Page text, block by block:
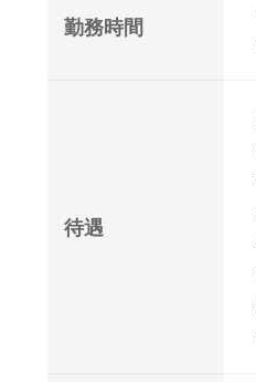
勤務時間
待遇